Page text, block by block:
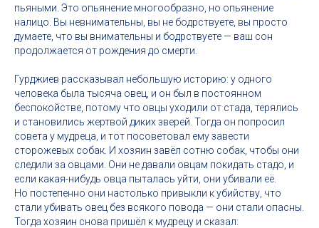
пьяными. Это опьянение многообразно, но опьянение
налицо. Вы невнимательны, вы не бодрствуете, вы просто
думаете, что вы внимательны и бодрствуете — ваш сон
продолжается от рождения до смерти.
Гурджиев рассказывал небольшую историю: у одного
человека была тысяча овец, и он был в постоянном
беспокойстве, потому что овцы уходили от стада, терялись
и становились жертвой диких зверей. Тогда он попросил
совета у мудреца, и тот посоветовал ему завести
сторожевых собак. И хозяин завёл сотню собак, чтобы они
следили за овцами. Они не давали овцам покидать стадо, и
если какая-нибудь овца пыталась уйти, они убивали её.
Но постепенно они настолько привыкли к убийству, что
стали убивать овец без всякого повода — они стали опасны.
Тогда хозяин снова пришёл к мудрецу и сказал: